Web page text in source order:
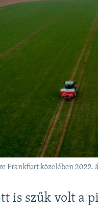
Frankfurt közelében 2022.
is szűk volt a